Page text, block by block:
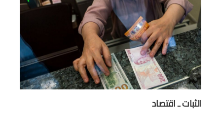
الثبات ـ اقتصاد